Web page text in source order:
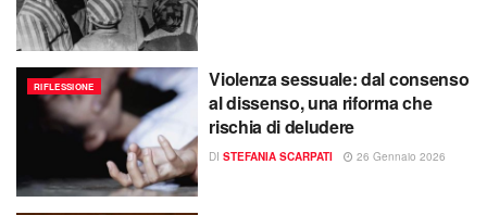
RIFLESSIONE
Violenza sessuale: dal consenso
al dissenso, una riforma che
rischia di deludere
DI STEFANIA SCARPATI 26 Gennaio 2026